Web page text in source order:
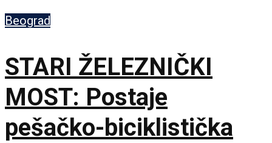
Beograd
STARI ŽELEZNIČKI
MOST: Postaje
pešačko-biciklistička